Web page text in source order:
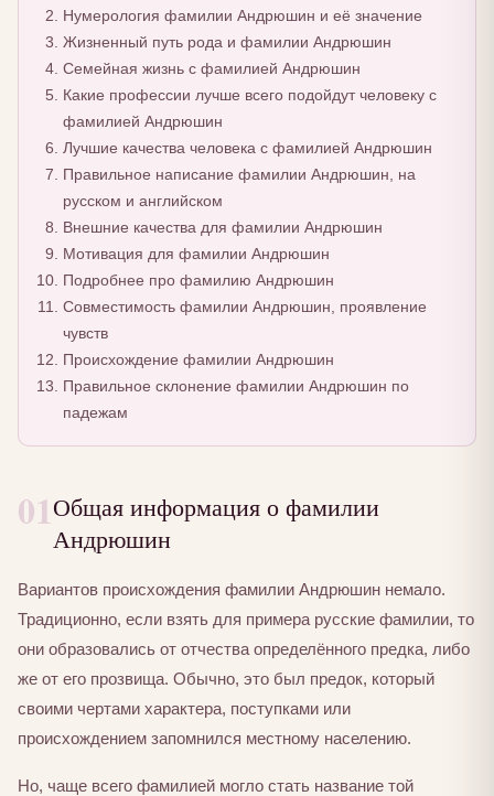
Нумерология фамилии Андрюшин и её значение
Жизненный путь рода и фамилии Андрюшин
Семейная жизнь с фамилией Андрюшин
Какие профессии лучше всего подойдут человеку с
фамилией Андрюшин
Лучшие качества человека с фамилией Андрюшин
Правильное написание фамилии Андрюшин, на
русском и английском
Внешние качества для фамилии Андрюшин
Мотивация для фамилии Андрюшин
Подробнее про фамилию Андрюшин
Совместимость фамилии Андрюшин, проявление
чувств
Происхождение фамилии Андрюшин
Правильное склонение фамилии Андрюшин по
падежам
01Общая информация о фамилии
Андрюшин
Вариантов происхождения фамилии Андрюшин немало.
Традиционно, если взять для примера русские фамилии, то
они образовались от отчества определённого предка, либо
же от его прозвища. Обычно, это был предок, который
своими чертами характера, поступками или
происхождением запомнился местному населению.
Но, чаще всего фамилией могло стать название той